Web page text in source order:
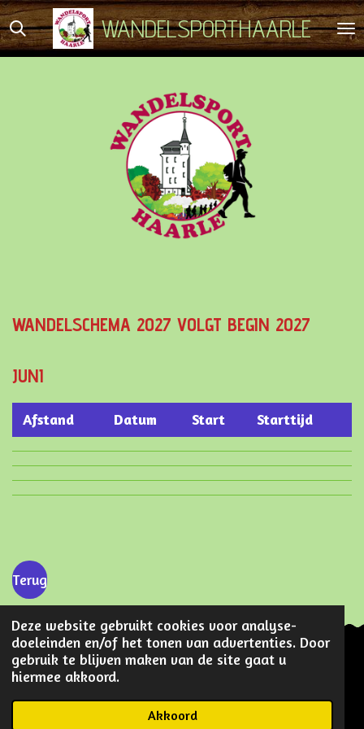
Deze website gebruikt cookies voor analyse-
doeleinden en/of het tonen van advertenties. Door
gebruik te blijven maken van de site gaat u
hiermee akkoord.
Akkoord
Ga
direct
WANDELSPORTHAARLE
WANDELSCHEMA 2027 VOLGT BEGIN 2027
JUNI
Afstand Datum Start Starttijd
Terug
a
n
© 2018 Wandelsporthaarle